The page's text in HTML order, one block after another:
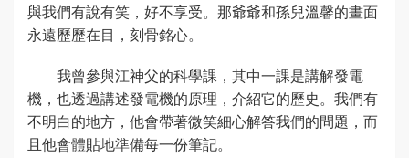
與我們有說有笑，好不享受。那爺爺和孫兒溫馨的畫面
永遠歷歷在目，刻骨銘心。
我曾參與江神父的科學課，其中一課是講解發電
機，也透過講述發電機的原理，介紹它的歷史。我們有
不明白的地方，他會帶著微笑細心解答我們的問題，而
且他會體貼地準備每一份筆記。